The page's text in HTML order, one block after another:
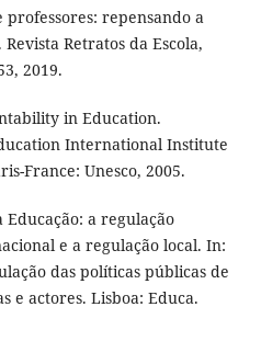
professores: repensando a
Retratos da Escola,
2019.
in Education.
International Institute
France: Unesco, 2005.
Educação: a regulação
e a regulação local. In:
das políticas públicas de
e actores. Lisboa: Educa.